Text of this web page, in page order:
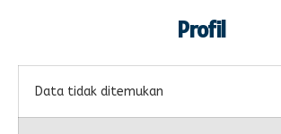
Profil
Data tidak ditemukan